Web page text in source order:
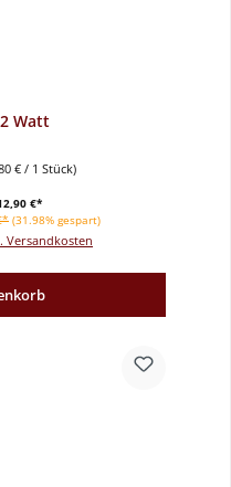
Watt
€ / 1 Stück)
€*
(31.98% gespart)
Versandkosten